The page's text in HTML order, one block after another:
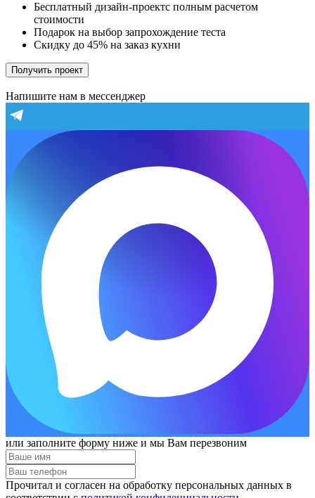
Бесплатный дизайн-проектс полным расчетом
стоимости
Подарок на выбор запрохождение теста
Скидку до 45% на заказ кухни
Получить проект
Напишите нам в мессенджер
или заполните форму ниже и мы Вам перезвоним
Прочитал и согласен на обработку персональных данных в